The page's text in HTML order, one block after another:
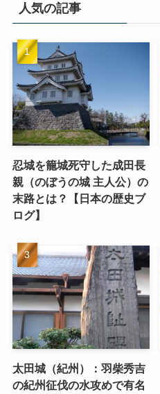
人気の記事
忍城を籠城死守した成田長
親（のぼうの城 主人公）の
末路とは？【日本の歴史ブ
ログ】
太田城（紀州）：羽柴秀吉
の紀州征伐の水攻めで有名